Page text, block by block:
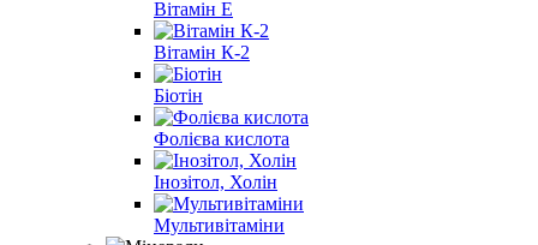
Вітамін E
Вітамін К-2
Біотін
Фолієва кислота
Інозітол, Холін
Мультивітаміни